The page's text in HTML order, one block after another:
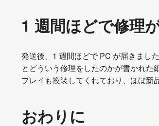
1 週間ほどで修理
発送後、1 週間ほどで PC が届きまし
とどういう修理をしたのかが書かれた
プレイも換装してくれており、ほぼ新
おわりに